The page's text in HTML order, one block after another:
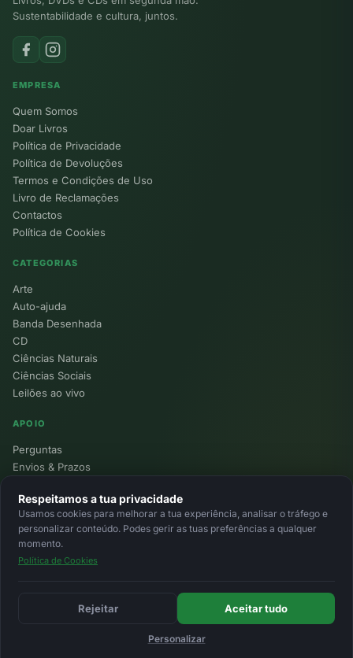
Sustentabilidade e cultura, juntos.
EMPRESA
Quem Somos
Doar Livros
Política de Privacidade
Política de Devoluções
Termos e Condições de Uso
Livro de Reclamações
Contactos
Política de Cookies
CATEGORIAS
Arte
Auto-ajuda
Banda Desenhada
CD
Ciências Naturais
Ciências Sociais
Leilões ao vivo
APOIO
Perguntas
Envios & Prazos
Devoluções
Minha Conta
© 2026 Ecolivros. Todos os direitos reservados.
Respeitamos a tua privacidade
Usamos cookies para melhorar a tua experiência, analisar o tráfego e
personalizar conteúdo. Podes gerir as tuas preferências a qualquer
momento.
Política de Cookies
Personalizar
Rejeitar Aceitar tudo